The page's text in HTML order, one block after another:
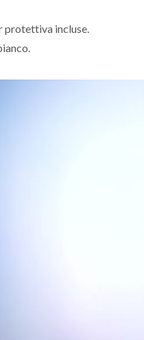
protettiva incluse.